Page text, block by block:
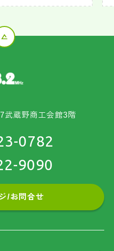
武蔵野商工会館3階
0782
9090
/お問合せ